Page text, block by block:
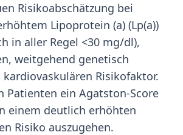
Risikoabschätzung bei
Lipoprotein (a) (Lp(a))
in aller Regel <30 mg/dl),
weitgehend genetisch
Risikofaktor.
Patienten ein Agatston-Score
einem deutlich erhöhten
Risiko auszugehen.